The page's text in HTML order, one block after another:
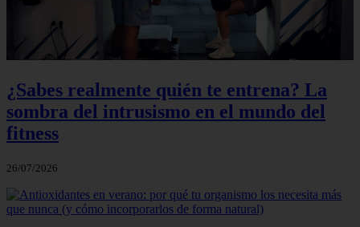
¿Sabes realmente quién te entrena? La
sombra del intrusismo en el mundo del
fitness
26/07/2026